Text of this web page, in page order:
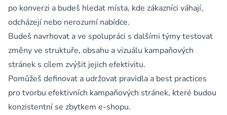
po konverzi a budeš hledat místa, kde zákazníci váhají,
odcházejí nebo nerozumí nabídce.
Budeš navrhovat a ve spolupráci s dalšími týmy testovat
změny ve struktuře, obsahu a vizuálu kampaňových
stránek s cílem zvýšit jejich efektivitu.
Pomůžeš definovat a udržovat pravidla a best practices
pro tvorbu efektivních kampaňových stránek, které budou
konzistentní se zbytkem e-shopu.